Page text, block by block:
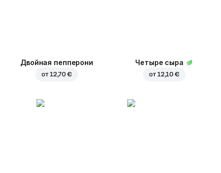
Двойная пепперони
от 12,70 €
Четыре сыра
от 12,10 €